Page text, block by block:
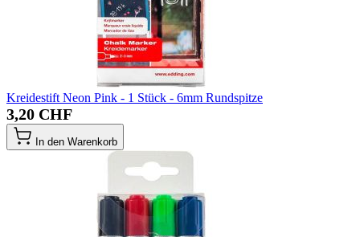
Kreidestift Neon Pink - 1 Stück - 6mm Rundspitze
3,20 CHF
In den Warenkorb